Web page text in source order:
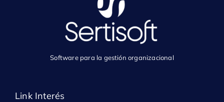
Software para la gestión organizacional
Link Interés